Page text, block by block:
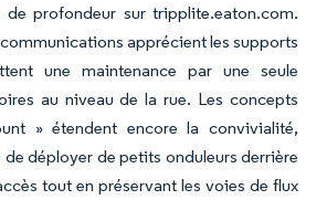
de profondeur sur tripplite.eaton.com.
apprécient les supports
une maintenance par une seule
au niveau de la rue. Les concepts
» étendent encore la convivialité,
déployer de petits onduleurs derrière
tout en préservant les voies de flux